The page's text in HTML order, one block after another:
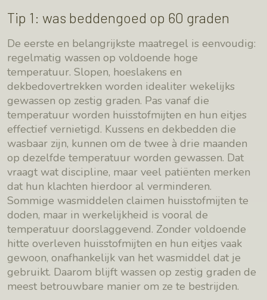
Tip 1: was beddengoed op 60 graden
De eerste en belangrijkste maatregel is eenvoudig:
regelmatig wassen op voldoende hoge
temperatuur. Slopen, hoeslakens en
dekbedovertrekken worden idealiter wekelijks
gewassen op zestig graden. Pas vanaf die
temperatuur worden huisstofmijten en hun eitjes
effectief vernietigd. Kussens en dekbedden die
wasbaar zijn, kunnen om de twee à drie maanden
op dezelfde temperatuur worden gewassen. Dat
vraagt wat discipline, maar veel patiënten merken
dat hun klachten hierdoor al verminderen.
Sommige wasmiddelen claimen huisstofmijten te
doden, maar in werkelijkheid is vooral de
temperatuur doorslaggevend. Zonder voldoende
hitte overleven huisstofmijten en hun eitjes vaak
gewoon, onafhankelijk van het wasmiddel dat je
gebruikt. Daarom blijft wassen op zestig graden de
meest betrouwbare manier om ze te bestrijden.